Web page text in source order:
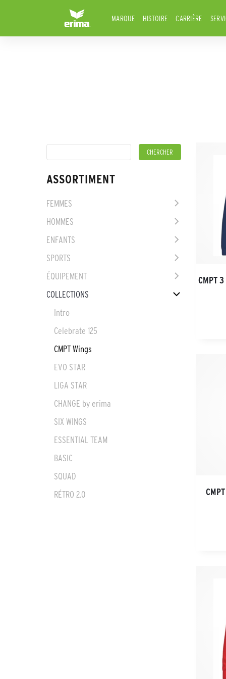
MARQUE HISTOIRE CARRIÈRE
ASSORTIMENT
FEMMES
HOMMES
ENFANTS
SPORTS
ÉQUIPEMENT
COLLECTIONS
Intro
Celebrate 125
CMPT Wings
EVO STAR
LIGA STAR
CHANGE by erima
SIX WINGS
ESSENTIAL TEAM
BASIC
SQUAD
RÉTRO 2.0
CMPT 3